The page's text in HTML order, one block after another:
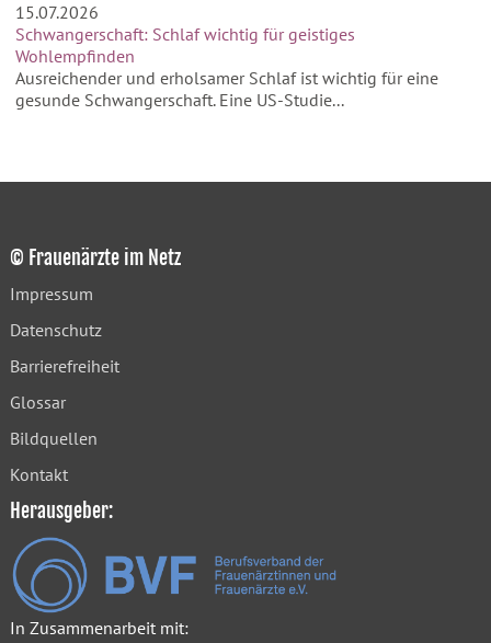
15.07.2026
Schwangerschaft: Schlaf wichtig für geistiges
Wohlempfinden
Ausreichender und erholsamer Schlaf ist wichtig für eine
gesunde Schwangerschaft. Eine US-Studie...
© Frauenärzte im Netz
Impressum
Datenschutz
Barrierefreiheit
Glossar
Bildquellen
Kontakt
Herausgeber:
In Zusammenarbeit mit: